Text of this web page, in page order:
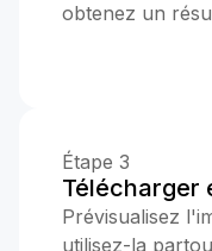
obtenez un
Étape 3
Télécharger
Prévisualisez
utilisez-la